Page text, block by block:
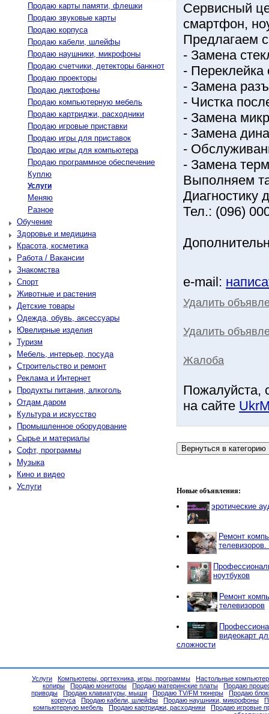
Продаю карты памяти, флешки
Продаю звуковые карты
Продаю корпуса
Продаю кабели, шлейфы
Продаю наушники, микрофоны
Продаю счетчики, детекторы банкнот
Продаю проекторы
Продаю диктофоны
Продаю компьютерную мебель
Продаю картриджи, расходники
Продаю игровые приставки
Продаю игры для приставок
Продаю игры для компьютера
Продаю программное обеспечение
Куплю
Услуги
Меняю
Разное
Обучение
Здоровье и медицина
Красота, косметика
Работа / Вакансии
Знакомства
Спорт
Животные и растения
Детские товары
Одежда, обувь, аксессуары
Ювелирные изделия
Туризм
Мебель, интерьер, посуда
Строительство и ремонт
Реклама и Интернет
Продукты питания, алкоголь
Отдам даром
Культура и искусство
Промышленное оборудование
Сырье и материалы
Софт, программы
Музыка
Кино и видео
Услуги
Сервисный
смартфон,
Предлагаем
- Замена
- Переклейка
- Замена
- Чистка
- Замена
- Замена
-
- Замена
Выполняем
Диагностику
Тел.: (096)
e-mail:
Удалить
Удалить
Жалоба
Пожалуйста,
на сайте
Новые объявления:
эротические
Ремонт
ноутбуков
Ремонт
телевизоров
видеокарт
сложности
Услуги Компьютеры, оргтехника, игры, программы
Настольные
копиры
Продаю мониторы Продаю материнские платы
Продаю
приводы
Продаю клавиатуры, мыши Продаю TV/FM тюнеры
Продаю
корпуса
Продаю кабели, шлейфы Продаю наушники, микрофоны
компьютерную мебель
Продаю картриджи, расходники
Продаю игровые